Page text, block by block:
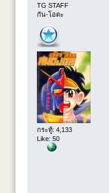
TG STAFF
กัน-โอตะ
กระทู้: 4,133
Like: 50